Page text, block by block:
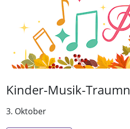
Kinder-Musik-
3. Oktober